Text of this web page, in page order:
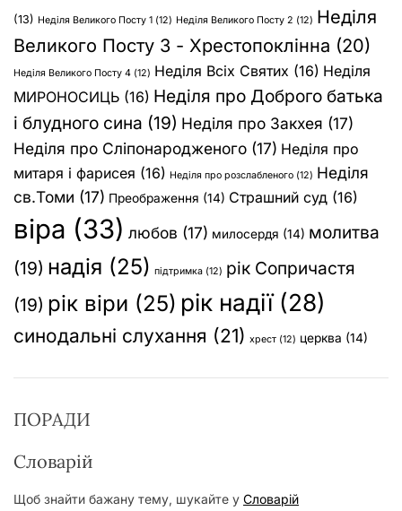
(13) Неділя Великого Посту 1 (12) Неділя Великого Посту 2 (12) Неділя
Великого Посту 3 - Хрестопоклінна (20)
Неділя Великого Посту 4 (12) Неділя Всіх Святих (16) Неділя
МИРОНОСИЦЬ (16) Неділя про Доброго батька
і блудного сина (19) Неділя про Закхея (17)
Неділя про Сліпонародженого (17) Неділя про
митаря і фарисея (16) Неділя про розслабленого (12) Неділя
св.Томи (17) Преображення (14) Страшний суд (16)
віра (33) любов (17) милосердя (14) молитва
(19) надія (25) підтримка (12) рік Сопричастя
(19) рік віри (25) рік надії(28)
синодальні слухання (21) хрест (12) церква (14)
ПОРАДИ
Словарій
Щоб знайти бажану тему, шукайте у Словарій